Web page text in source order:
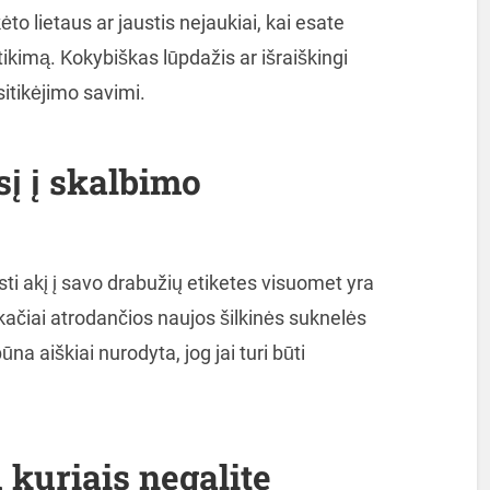
lietaus ar jaustis nejaukiai, kai esate
Kokybiškas lūpdažis ar išraiškingi
savimi.
į skalbimo
akį į savo drabužių etiketes visuomet yra
atrodančios naujos šilkinės suknelės
aiškiai nurodyta, jog jai turi būti
kuriais negalite